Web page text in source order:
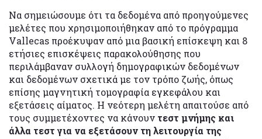
Να σημειώσουμε ότι τα δεδομένα από προηγούμενες
μελέτες που χρησιμοποιήθηκαν από το πρόγραμμα
Vallecas προέκυψαν από μια βασική επίσκεψη και 8
ετήσιες επισκέψεις παρακολούθησης που
περιλάμβαναν συλλογή δημογραφικών δεδομένων
και δεδομένων σχετικά με τον τρόπο ζωής, όπως
επίσης μαγνητική τομογραφία εγκεφάλου και
εξετάσεις αίματος. Η νεότερη μελέτη απαιτούσε από
τους συμμετέχοντες να κάνουν τεστ μνήμης και
άλλα τεστ για να εξετάσουν τη λειτουργία της